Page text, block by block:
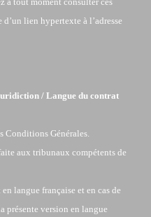
lien hypertexte à l’adresse
/ Langue du contrat
Conditions Générales.
aux tribunaux compétents de
langue française et en cas de
présente version en langue